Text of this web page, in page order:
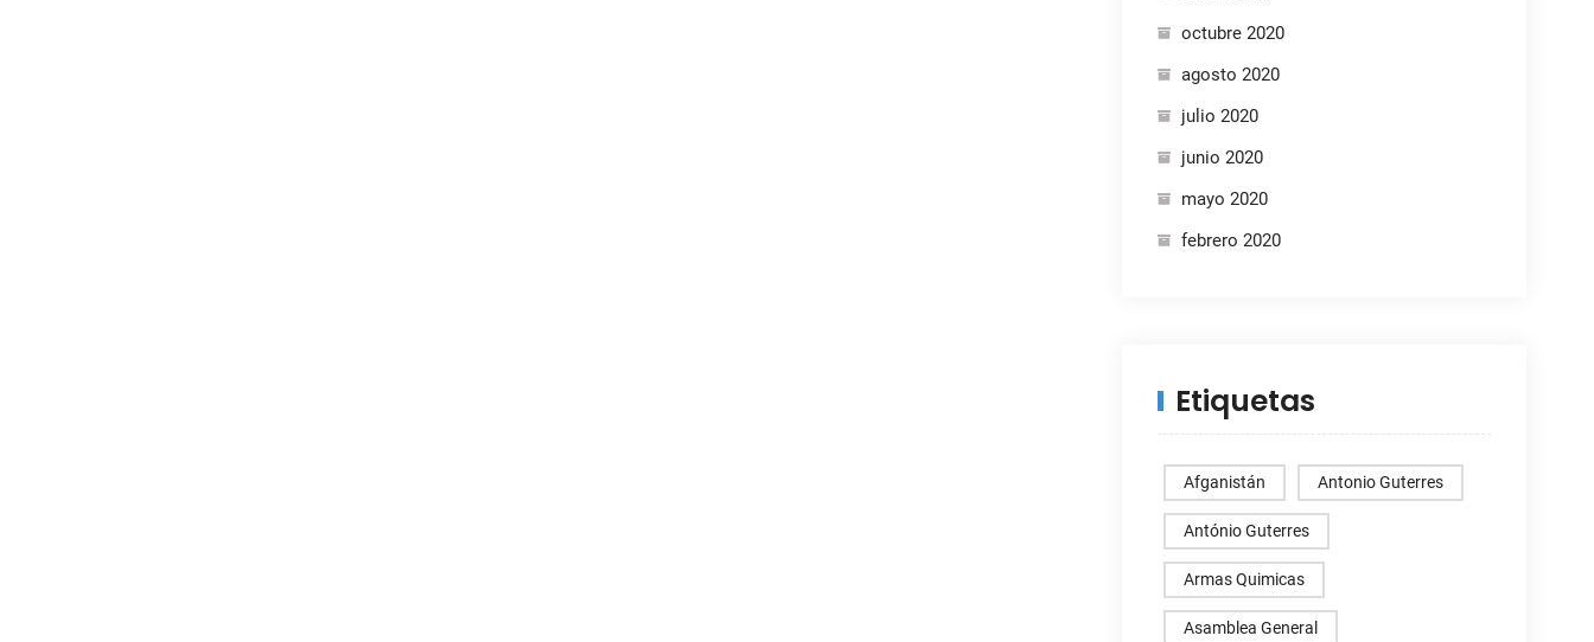
octubre 2020
agosto 2020
julio 2020
junio 2020
mayo 2020
febrero 2020
Etiquetas
Afganistán Antonio Guterres
António Guterres
Armas Quimicas
Asamblea General